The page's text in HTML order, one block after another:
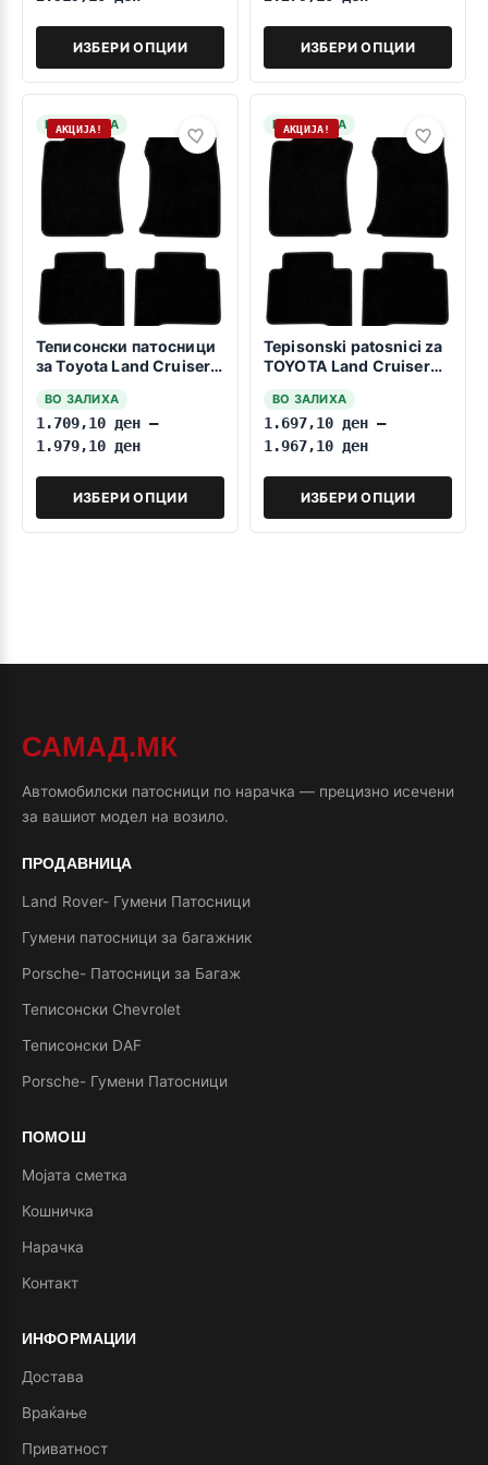
ИЗБЕРИ ОПЦИИ ИЗБЕРИ ОПЦИИ
НА ЗАЛИХА
АКЦИЈА!
Теписонски патосници
за Toyota Land Cruiser
08.2009 3 vrati
ВО ЗАЛИХА
1.709,10 ден –
1.979,10 ден
ИЗБЕРИ ОПЦИИ
НА ЗАЛИХА
АКЦИЈА!
Tepisonski patosnici za
TOYOTA Land Cruiser
Vrati
ВО ЗАЛИХА
1.697,10 ден –
1.967,10 ден
ИЗБЕРИ ОПЦИИ
САМАД.МК
Автомобилски патосници по нарачка — прецизно исечени
за вашиот модел на возило.
ПРОДАВНИЦА
Land Rover- Гумени Патосници
Гумени патосници за багажник
Porsche- Патосници за Багаж
Теписонски Chevrolet
Теписонски DAF
Porsche- Гумени Патосници
ПОМОШ
Мојата сметка
Кошничка
Нарачка
Контакт
ИНФОРМАЦИИ
Достава
Враќање
Приватност